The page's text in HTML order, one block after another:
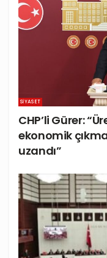
SIYASET
CHP’li Gürer:
ekonomik
uzandı”